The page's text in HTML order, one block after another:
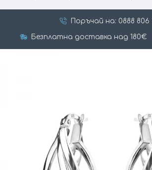
Поръчай на: 0888 806
Безплатна доставка над 180€